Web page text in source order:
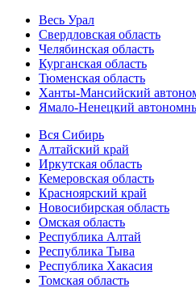
Весь Урал
Свердловская область
Челябинская область
Курганская область
Тюменская область
Ханты-Мансийский
Ямало-Ненецкий
Вся Сибирь
Алтайский край
Иркутская область
Кемеровская область
Красноярский край
Новосибирская область
Омская область
Республика Алтай
Республика Тыва
Республика Хакасия
Томская область